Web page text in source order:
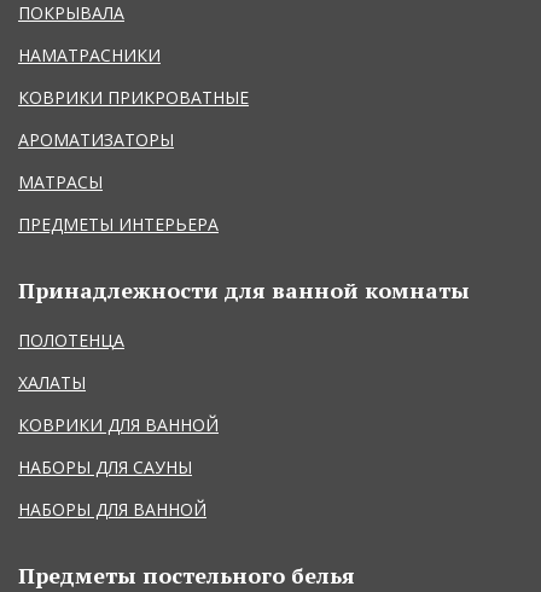
ПОКРЫВАЛА
НАМАТРАСНИКИ
КОВРИКИ ПРИКРОВАТНЫЕ
АРОМАТИЗАТОРЫ
МАТРАСЫ
ПРЕДМЕТЫ ИНТЕРЬЕРА
Принадлежности для ванной комнаты
ПОЛОТЕНЦА
ХАЛАТЫ
КОВРИКИ ДЛЯ ВАННОЙ
НАБОРЫ ДЛЯ САУНЫ
НАБОРЫ ДЛЯ ВАННОЙ
Предметы постельного белья